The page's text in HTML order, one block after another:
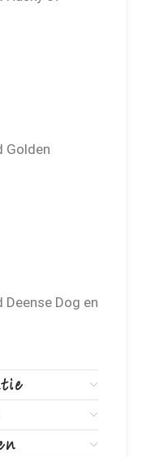
Golden
Dog en